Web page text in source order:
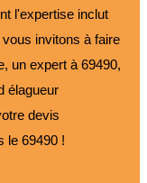
l'expertise inclut
invitons à faire
un expert à 69490,
élagueur
devis
le 69490 !